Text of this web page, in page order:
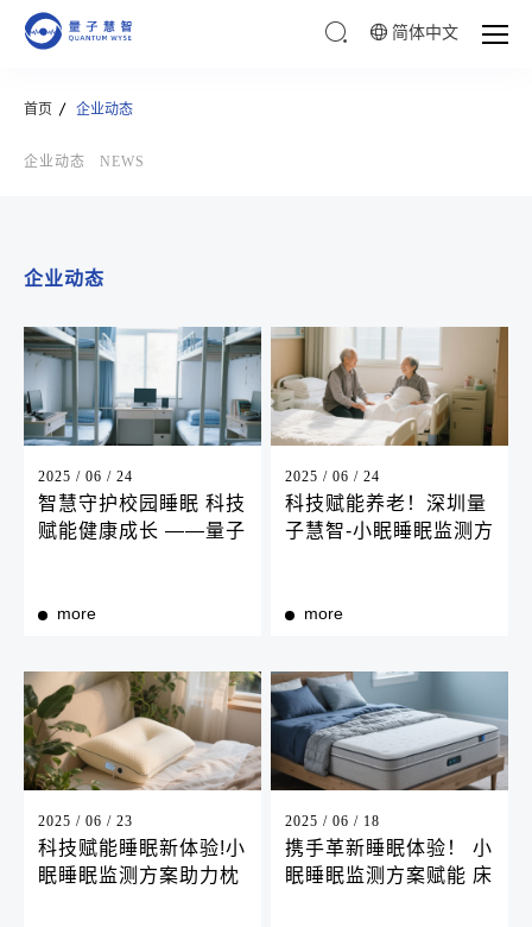
简体中文
首页 企业动态
企业动态 NEWS
企业动态
2025 / 06 / 24
智慧守护校园睡眠 科技
赋能健康成长 ——量子
more
2025 / 06 / 24
科技赋能养老！深圳量
子慧智-小眠睡眠监测方
more
2025 / 06 / 23
科技赋能睡眠新体验!小
眠睡眠监测方案助力枕
2025 / 06 / 18
携手革新睡眠体验！ 小
眠睡眠监测方案赋能 床